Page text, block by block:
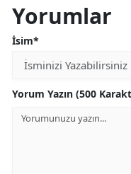
Yorumlar
İsim*
Yorum Yazın (500